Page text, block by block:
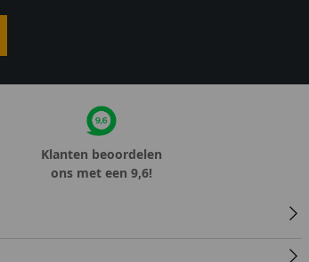
Klanten beoordelen
ons met een 9,6!